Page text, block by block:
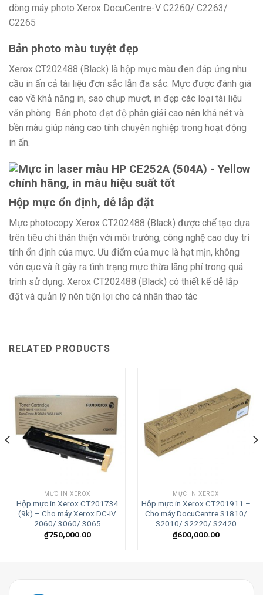
dòng máy photo Xerox DocuCentre-V C2260/ C2263/
C2265
Bản photo màu tuyệt đẹp
Xerox CT202488 (Black) là hộp mực màu đen đáp ứng nhu
cầu in ấn cả tài liệu đơn sắc lẫn đa sắc. Mực được đánh giá
cao về khả năng in, sao chụp mượt, in đẹp các loại tài liệu
văn phòng. Bản photo đạt độ phân giải cao nên khá nét và
bền màu giúp nâng cao tính chuyên nghiệp trong hoạt động
in ấn.
Hộp mực ổn định, dễ lắp đặt
Mực photocopy Xerox CT202488 (Black) được chế tạo dựa
trên tiêu chí thân thiện với môi trường, công nghệ cao duy trì
tính ổn định của mực. Ưu điểm của mực là hạt mịn, không
vón cục và ít gây ra tình trạng mực thừa lãng phí trong quá
trình sử dụng. Xerox CT202488 (Black) có thiết kế dễ lắp
đặt và quản lý nên tiện lợi cho cá nhân thao tác
RELATED PRODUCTS
MỰC IN XEROX
Hộp mực in Xerox CT201734
(9k) – Cho máy Xerox DC-IV
2060/ 3060/ 3065
₫750,000.00
MỰC IN XEROX
Hộp mực in Xerox CT201911 –
Cho máy DocuCentre S1810/
S2010/ S2220/ S2420
₫600,000.00